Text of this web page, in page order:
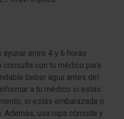
entre 4 y 6 horas
consulta con tu médico para
beber agua antes del
a tu médico si estás
si estás embarazada o
Además, usa ropa cómoda y